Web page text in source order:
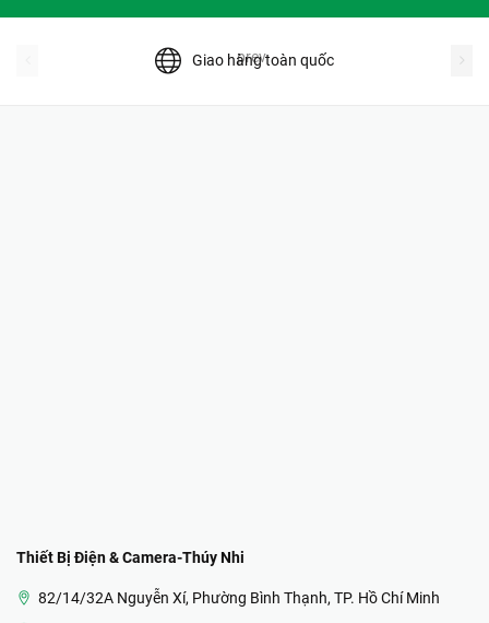
Giao hàng toàn quốc
prev
Thiết Bị Điện & Camera-Thúy Nhi
82/14/32A Nguyễn Xí, Phường Bình Thạnh, TP. Hồ Chí Minh